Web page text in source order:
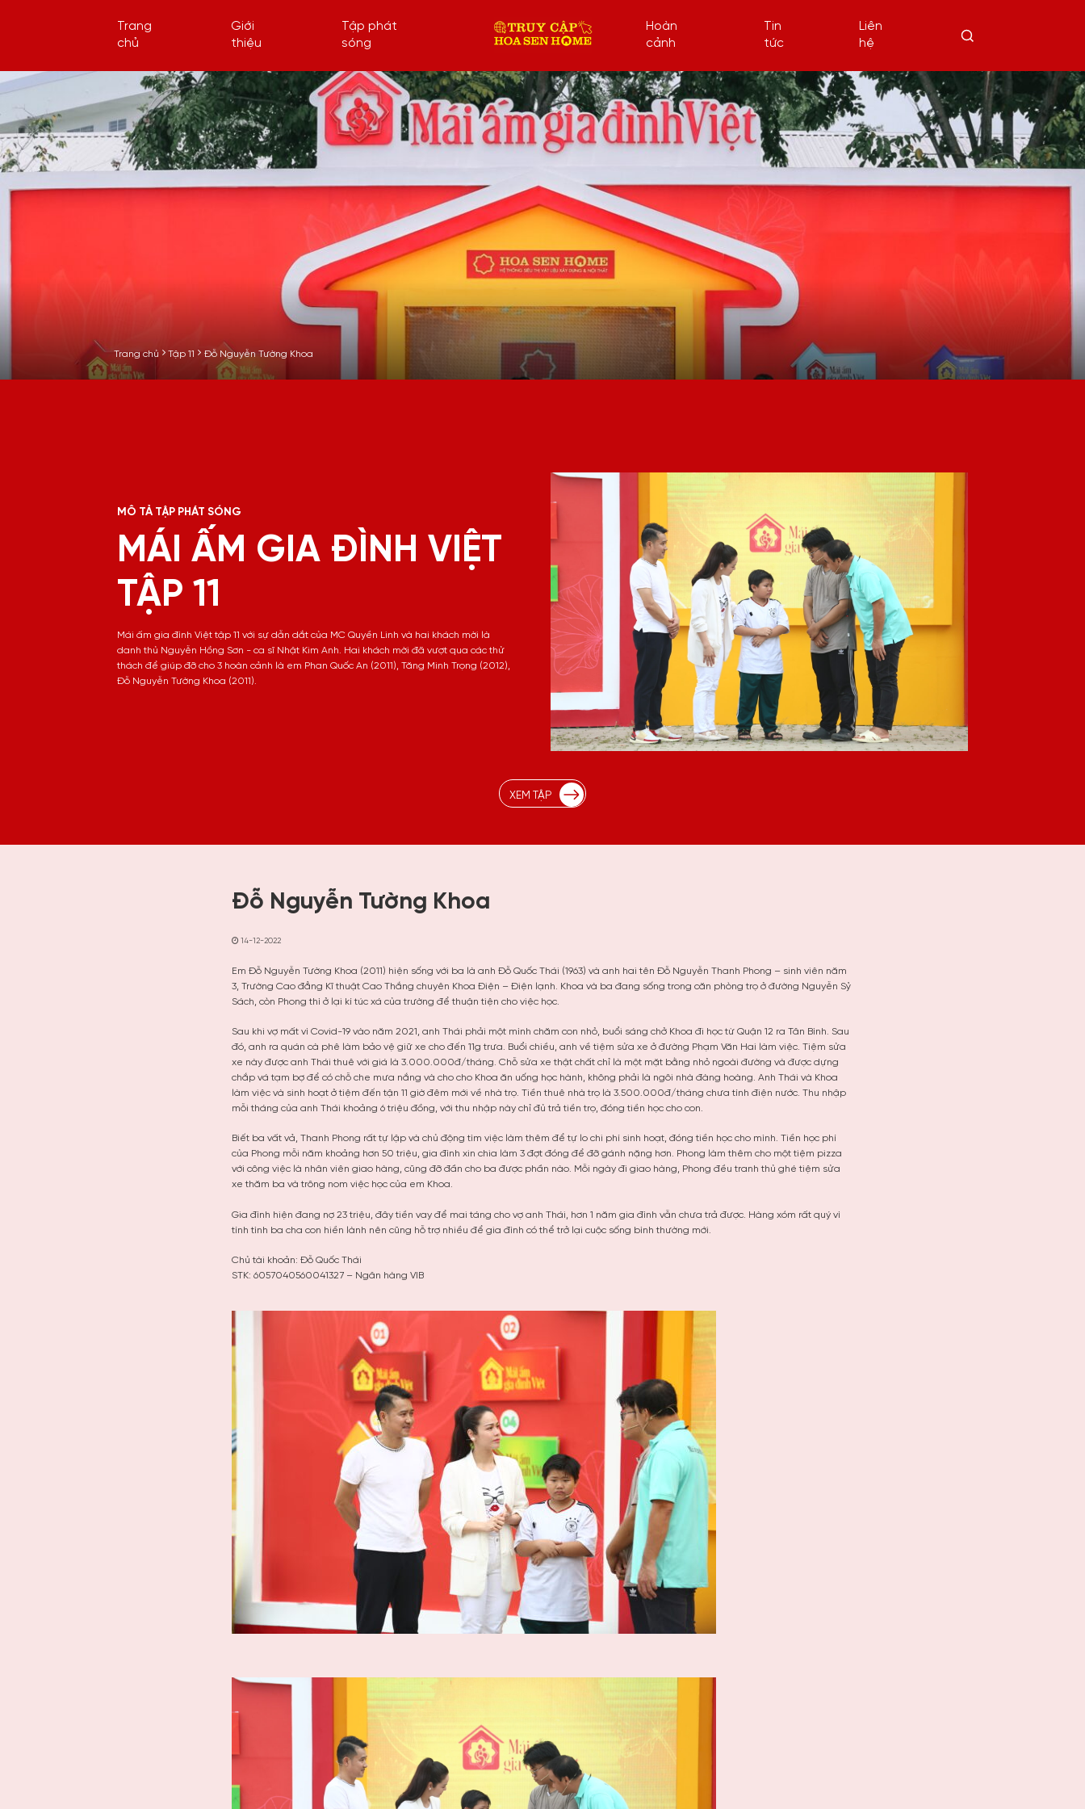
Trang
chủ
Giới
thiệu
Tập phát
sóng
Hoàn
cảnh
Tin
tức
Liên
hệ
Trang chủ Tập 11 Đỗ Nguyễn Tường Khoa
MÔ TẢ TẬP PHÁT SÓNG
MÁI ẤM GIA ĐÌNH VIỆT
TẬP 11
Mái ấm gia đình Việt tập 11 với sự dẫn dắt của MC Quyền Linh và hai khách mời là
danh thủ Nguyễn Hồng Sơn - ca sĩ Nhật Kim Anh. Hai khách mời đã vượt qua các thử
thách để giúp đỡ cho 3 hoàn cảnh là em Phan Quốc An (2011), Tăng Minh Trọng (2012),
Đỗ Nguyễn Tường Khoa (2011).
XEM TẬP
Đỗ Nguyễn Tường Khoa
14-12-2022
Em Đỗ Nguyễn Tường Khoa (2011) hiện sống với ba là anh Đỗ Quốc Thái (1963) và anh hai tên Đỗ Nguyễn Thanh Phong – sinh viên năm
3, Trường Cao đẳng Kĩ thuật Cao Thắng chuyên Khoa Điện – Điện lạnh. Khoa và ba đang sống trong căn phòng trọ ở đường Nguyễn Sỷ
Sách, còn Phong thì ở lại kí túc xá của trường để thuận tiện cho việc học.
Sau khi vợ mất vì Covid-19 vào năm 2021, anh Thái phải một mình chăm con nhỏ, buổi sáng chở Khoa đi học từ Quận 12 ra Tân Bình. Sau
đó, anh ra quán cà phê làm bảo vệ giữ xe cho đến 11g trưa. Buổi chiều, anh về tiệm sửa xe ở đường Phạm Văn Hai làm việc. Tiệm sửa
xe này được anh Thái thuê với giá là 3.000.000đ/tháng. Chỗ sửa xe thật chất chỉ là một mặt bằng nhỏ ngoài đường và được dựng
chắp vá tạm bợ để có chỗ che mưa nắng và cho cho Khoa ăn uống học hành, không phải là ngôi nhà đàng hoàng. Anh Thái và Khoa
làm việc và sinh hoạt ở tiệm đến tận 11 giờ đêm mới về nhà trọ. Tiền thuê nhà trọ là 3.500.000đ/tháng chưa tính điện nước. Thu nhập
mỗi tháng của anh Thái khoảng 6 triệu đồng, với thu nhập này chỉ đủ trả tiền trọ, đóng tiền học cho con.
Biết ba vất vả, Thanh Phong rất tự lập và chủ động tìm việc làm thêm để tự lo chi phí sinh hoạt, đóng tiền học cho mình. Tiền học phí
của Phong mỗi năm khoảng hơn 50 triệu, gia đình xin chia làm 3 đợt đóng để đỡ gánh nặng hơn. Phong làm thêm cho một tiệm pizza
với công việc là nhân viên giao hàng, cũng đỡ đần cho ba được phần nào. Mỗi ngày đi giao hàng, Phong đều tranh thủ ghé tiệm sửa
xe thăm ba và trông nom việc học của em Khoa.
Gia đình hiện đang nợ 23 triệu, đây tiền vay để mai táng cho vợ anh Thái, hơn 1 năm gia đình vẫn chưa trả được. Hàng xóm rất quý vì
tính tình ba cha con hiền lành nên cũng hỗ trợ nhiều để gia đình có thể trở lại cuộc sống bình thường mới.
Chủ tài khoản: Đỗ Quốc Thái
STK: 6057040560041327 – Ngân hàng VIB